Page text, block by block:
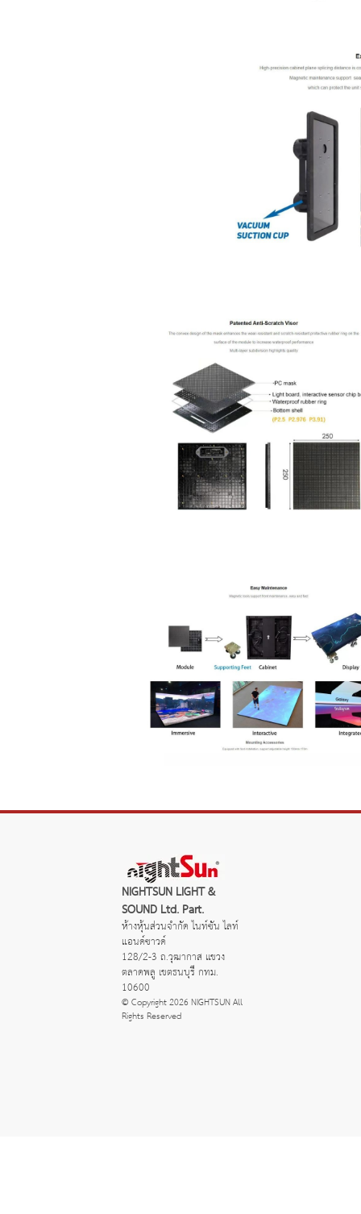
NIGHTSUN LIGHT &
SOUND Ltd. Part.
ห้างหุ้นส่วนจำกัด ไนท์ซัน ไลท์
แอนด์ซาวด์
128/2-3 ถ.วุฒากาส แขวง
ตลาดพลู เขตธนบุรี กทม.
10600
© Copyright 2026 NIGHTSUN All
Rights Reserved